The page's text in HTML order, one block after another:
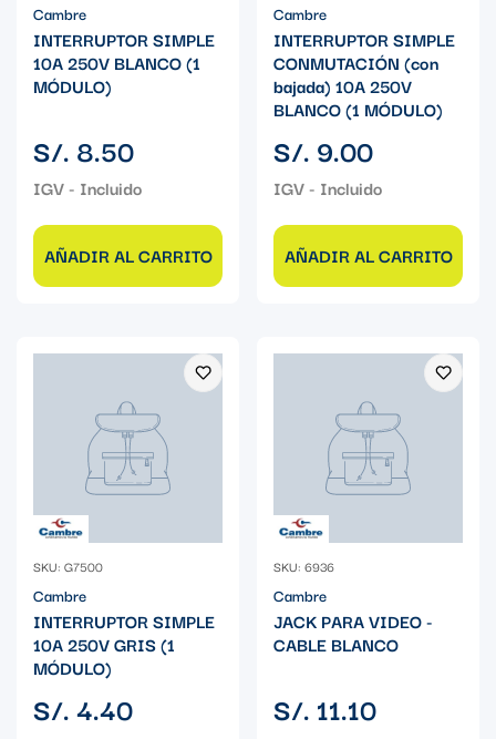
Cambre
INTERRUPTOR SIMPLE
10A 250V BLANCO (1
MÓDULO)
Precio
regular
S/. 8.50
AÑADIR AL CARRITO
Cambre
INTERRUPTOR SIMPLE
CONMUTACIÓN (con
bajada) 10A 250V
BLANCO (1 MÓDULO)
Precio
regular
S/. 9.00
AÑADIR AL CARRITO
SKU: G7500
Cambre
INTERRUPTOR SIMPLE
10A 250V GRIS (1
MÓDULO)
Precio
regular
S/. 4.40
SKU: 6936
Cambre
JACK PARA VIDEO -
CABLE BLANCO
Precio
regular
S/. 11.10